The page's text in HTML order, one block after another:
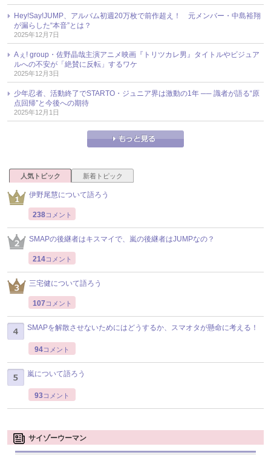
Hey!Say!JUMP、アルバム初週20万枚で前作超え！ 元メンバー・中島裕翔
が漏らした“本音”とは？
2025年12月7日
Aぇ! group・佐野晶哉主演アニメ映画『トリツカレ男』タイトルやビジュア
ルへの不安が「絶賛に反転」するワケ
2025年12月3日
少年忍者、活動終了でSTARTO・ジュニア界は激動の1年 ── 識者が語る“原
点回帰”と今後への期待
2025年12月1日
人気トピック 新着トピック
伊野尾慧について語ろう
238コメント
SMAPの後継者はキスマイで、嵐の後継者はJUMPなの？
214コメント
三宅健について語ろう
107 コメント
SMAPを解散させないためにはどうするか、スマオタが懸命に考える！
94コメント
嵐について語ろう
93コメント
サイゾーウーマン